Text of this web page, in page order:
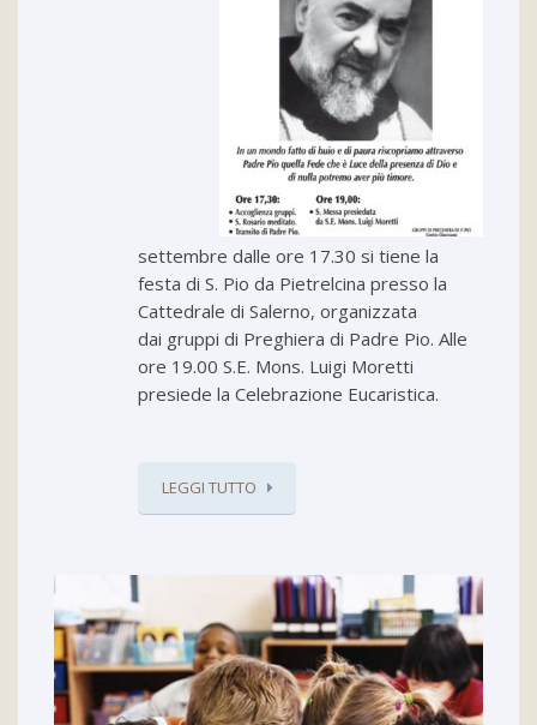
settembre dalle ore 17.30 si tiene la
festa di S. Pio da Pietrelcina presso la
Cattedrale di Salerno, organizzata
dai gruppi di Preghiera di Padre Pio. Alle
ore 19.00 S.E. Mons. Luigi Moretti
presiede la Celebrazione Eucaristica.
LEGGI TUTTO